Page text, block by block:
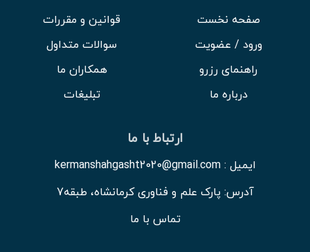
صفحه نخست
ورود / عضویت
راهنمای رزرو
درباره ما
قوانین و مقررات
سوالات متداول
همکاران ما
تبلیغات
ارتباط با ما
ایمیل : kermanshahgasht2020@gmail.com
آدرس: پارک علم و فناوری کرمانشاه، طبقه7
تماس با ما